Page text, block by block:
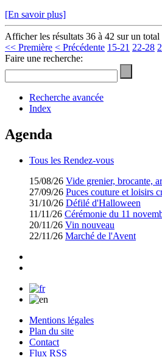
[En savoir plus]
Afficher les résultats 36 à 42 sur un total
<< Première < Précédente 15-21 22-28
Faire une recherche:
Recherche avancée
Index
Agenda
Tous les Rendez-vous
15/08/26 Vide grenier, brocante,
27/09/26 Puces couture et loisirs
31/10/26 Défilé d'Halloween
11/11/26 Cérémonie du 11
20/11/26 Vin nouveau
22/11/26 Marché de l'Avent
Mentions légales
Plan du site
Contact
Flux RSS